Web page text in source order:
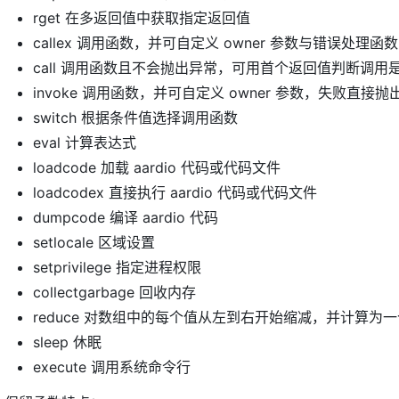
rget 在多返回值中获取指定返回值
callex 调用函数，并可自定义 owner 参数与错误处理函数
call 调用函数且不会抛出异常，可用首个返回值判断调用
invoke 调用函数，并可自定义 owner 参数，失败直接抛
switch 根据条件值选择调用函数
eval 计算表达式
loadcode 加载 aardio 代码或代码文件
loadcodex 直接执行 aardio 代码或代码文件
dumpcode 编译 aardio 代码
setlocale 区域设置
setprivilege 指定进程权限
collectgarbage 回收内存
reduce 对数组中的每个值从左到右开始缩减，并计算为
sleep 休眠
execute 调用系统命令行